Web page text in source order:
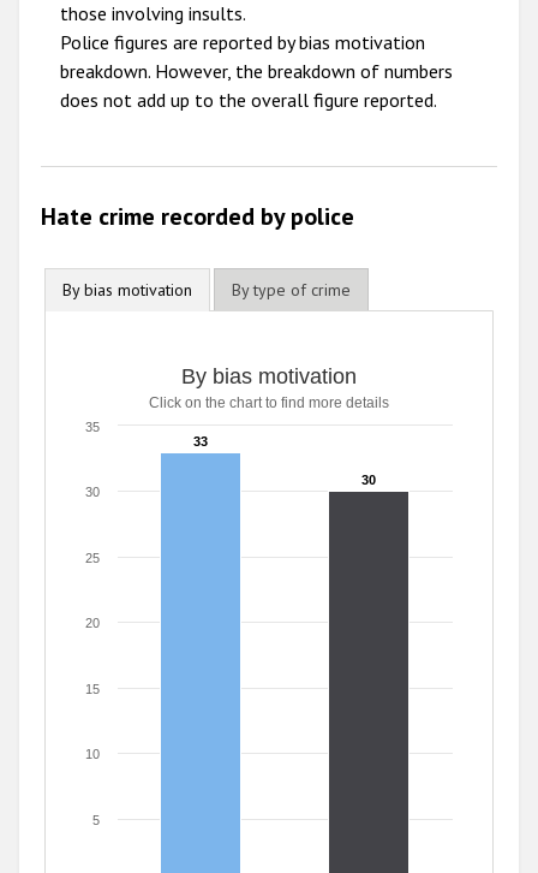
those involving insults.
Police figures are reported by bias motivation
breakdown. However, the breakdown of numbers
does not add up to the overall figure reported.
Hate crime recorded by police
By bias motivation By type of crime
By bias motivation
Click on the chart to find more details
33
33
30
30
5
10
15
20
25
30
35